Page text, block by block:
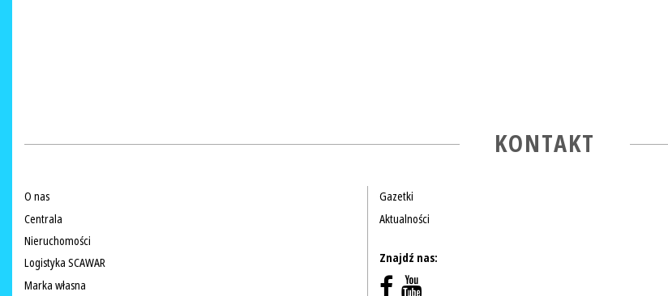
KONTAKT
O nas
Centrala
Nieruchomości
Logistyka SCAWAR
Marka własna
Gazetki
Aktualności
Znajdź nas: